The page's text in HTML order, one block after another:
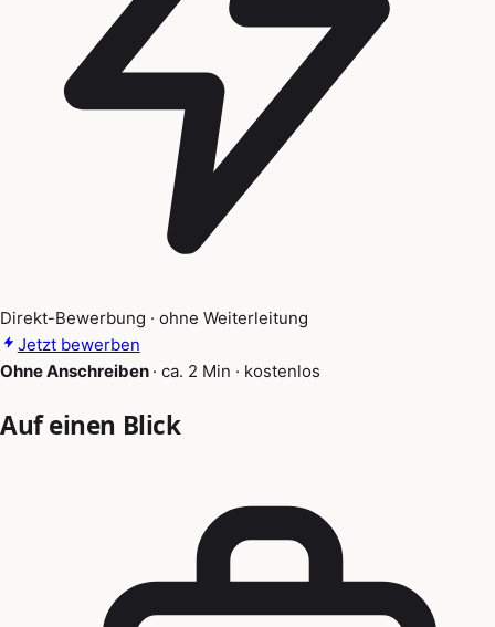
Direkt-Bewerbung · ohne Weiterleitung
Jetzt bewerben
Ohne Anschreiben · ca. 2 Min · kostenlos
Auf einen Blick